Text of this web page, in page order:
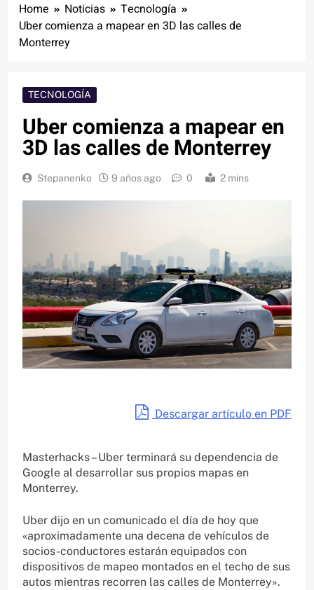
Home Noticias
Tecnología
Uber comienza a mapear en 3D las calles de
Monterrey
TECNOLOGÍA
Uber comienza a mapear en
3D las calles de Monterrey
Stepanenko 9 años ago 0 2 mins
Descargar artículo en PDF
Masterhacks – Uber terminará su dependencia de
Google al desarrollar sus propios mapas en
Monterrey.
Uber dijo en un comunicado el día de hoy que
«aproximadamente una decena de vehículos de
socios-conductores estarán equipados con
dispositivos de mapeo montados en el techo de sus
autos mientras recorren las calles de Monterrey».